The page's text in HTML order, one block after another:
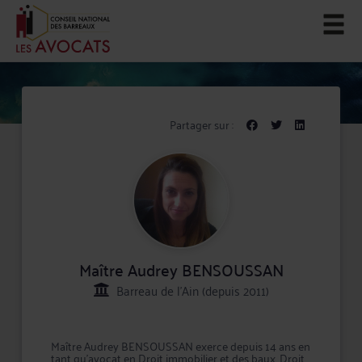
Partager sur :
Maître Audrey BENSOUSSAN
Barreau de l'Ain (depuis 2011)
Maître Audrey BENSOUSSAN exerce depuis 14 ans en
tant qu'avocat en Droit immobilier et des baux, Droit